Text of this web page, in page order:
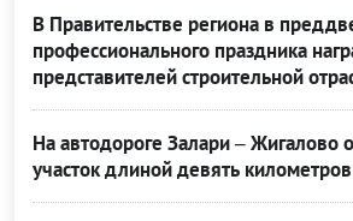
В Правительстве региона в
профессионального праздника
представителей строительной
На автодороге Залари – Жигалово
участок длиной девять километров